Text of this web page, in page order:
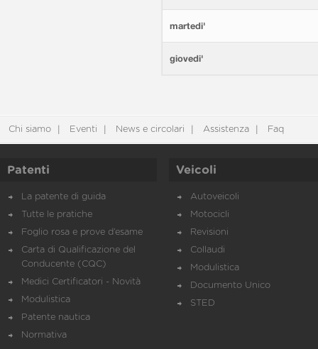
martedi'
giovedi'
Chi siamo Eventi News e circolari Assistenza Faq
Patenti
La patente di guida
Tutte le pratiche
Foglio rosa e prove d’esame
Carta di Qualificazione del
Conducente (CQC)
Medici Certificatori - Novità
Modulistica
Patente nautica
Normativa
Veicoli
Autoveicoli
Motocicli
Revisioni
Collaudi
Modulistica
Documento Unico
STED